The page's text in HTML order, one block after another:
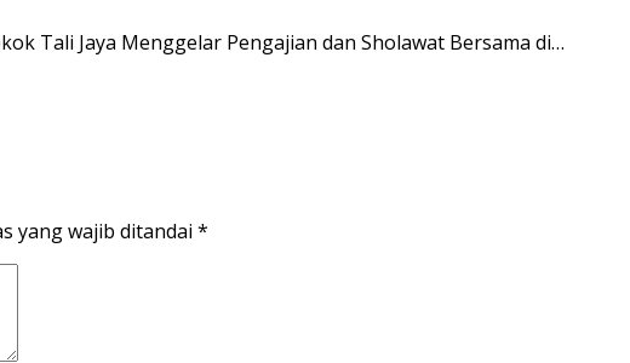
Tali Jaya Menggelar Pengajian dan Sholawat Bersama di…
yang wajib ditandai *